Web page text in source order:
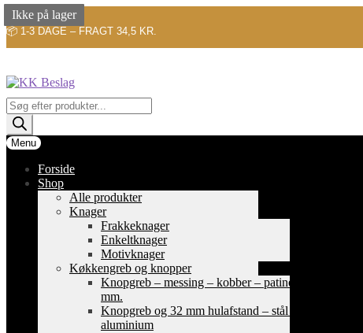
📦 1-3 DAGE – FRAGT 34,5 KR.
Spring
til
navigation
Spring
til
indhold
Products
search
Menu
Forside
Shop
Alle produkter
Knager
Frakkeknager
Enkeltknager
Motivknager
Køkkengreb og knopper
Knopgreb – messing – kobber – patinerede
mm.
Knopgreb og 32 mm hulafstand – stål og
aluminium
Ikke på lager
Ikke på lager
Ikke på lager